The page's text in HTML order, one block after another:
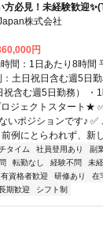
方必見！未経験歓迎
株式会社
円
間：1日あたり8時間
土日祝日含む週5日
祝含む週5日勤務） ・
ジェクトスタート★
いポジションです♪
例にとらわれず、新
タイム 社員登用あり
副
転勤なし 経験不問 未
有資格者歓迎 研修あり 在
期歓迎 シフト制